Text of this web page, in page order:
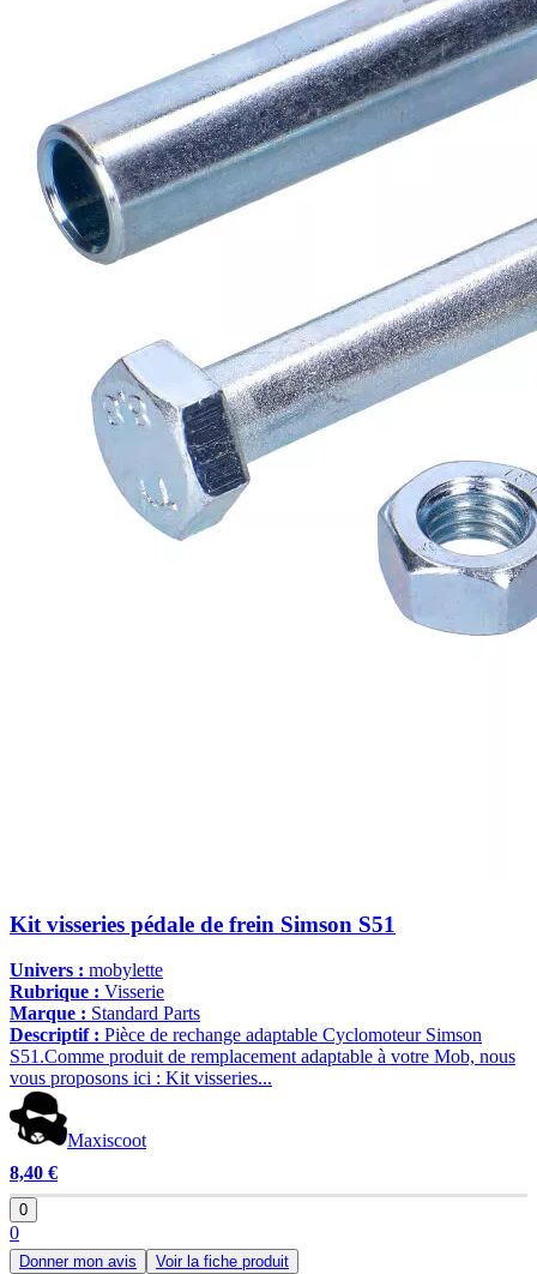
Kit visseries pédale de frein Simson S51
Univers : mobylette
Rubrique : Visserie
Marque : Standard Parts
Descriptif : Pièce de rechange adaptable Cyclomoteur Simson
S51.Comme produit de remplacement adaptable à votre Mob, nous
vous proposons ici : Kit visseries...
Maxiscoot
8,40 €
0
0
Donner mon avis Voir la fiche produit